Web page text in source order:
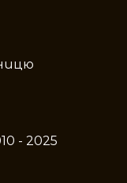
- 2025